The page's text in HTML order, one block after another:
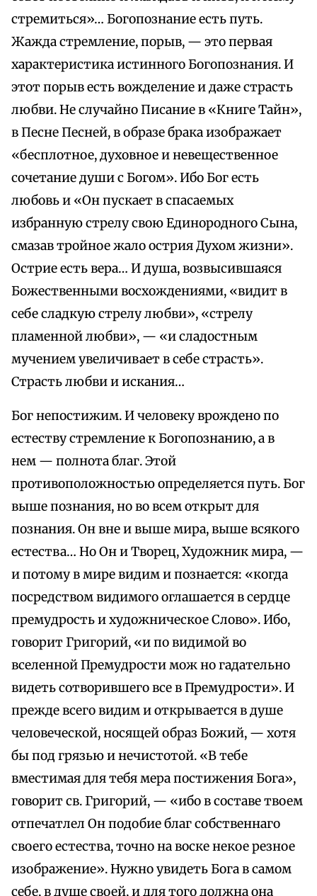
стремиться»… Богопознание есть путь.
Жажда стремление, порыв, — это первая
характеристика истинного Богопознания. И
этот порыв есть вожделение и даже страсть
любви. Не случайно Писание в «Книге Тайн»,
в Песне Песней, в образе брака изображает
«бесплотное, духовное и невещественное
сочетание души с Богом». Ибо Бог есть
любовь и «Он пускает в спасаемых
избранную стрелу свою Единородного Сына,
смазав тройное жало острия Духом жизни».
Острие есть вера… И душа, возвысившаяся
Божественными восхождениями, «видит в
себе сладкую стрелу любви», «стрелу
пламенной любви», — «и сладостным
мучением увеличивает в себе страсть».
Страсть любви и искания…
Бог непостижим. И человеку врождено по
естеству стремление к Богопознанию, а в
нем — полнота благ. Этой
противоположностью определяется путь. Бог
выше познания, но во всем открыт для
познания. Он вне и выше мира, выше всякого
естества… Но Он и Творец, Художник мира, —
и потому в мире видим и познается: «когда
посредством видимого оглашается в сердце
премудрость и художническое Слово». Ибо,
говорит Григорий, «и по видимой во
вселенной Премудрости мож но гадательно
видеть сотворившего все в Премудрости». И
прежде всего видим и открывается в душе
человеческой, носящей образ Божий, — хотя
бы под грязью и нечистотой. «В тебе
вместимая для тебя мера постижения Бога»,
говорит св. Григорий, — «ибо в составе твоем
отпечатлел Он подобие благ собственнаго
своего естества, точно на воске некое резное
изображение». Нужно увидеть Бога в самом
себе, в душе своей, и для того должна она